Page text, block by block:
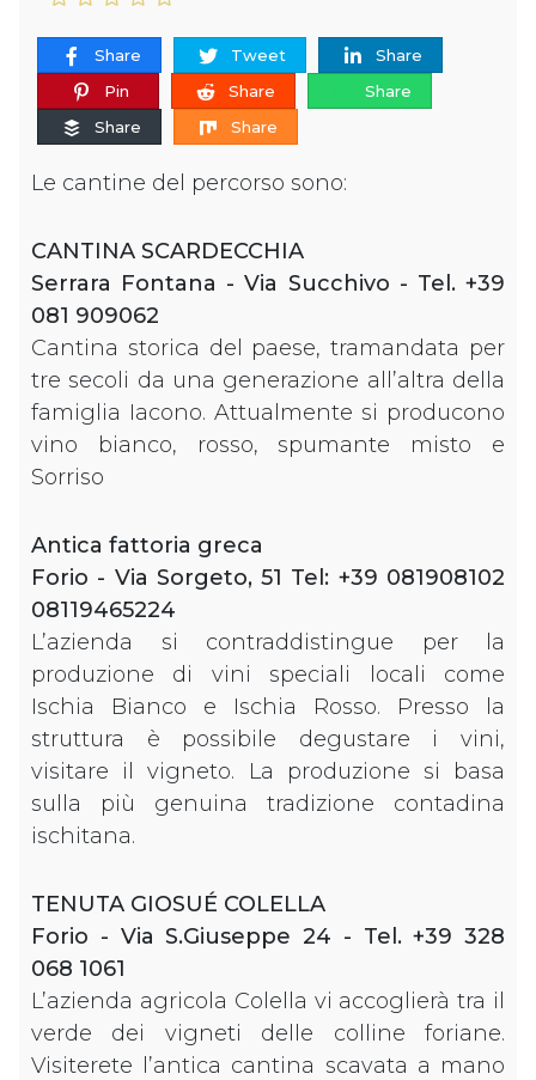
Share Tweet
Share
Pin
Share
Share
Share
Share
Le cantine del percorso sono:
CANTINA SCARDECCHIA
Serrara Fontana - Via Succhivo - Tel. +39
081 909062
Cantina storica del paese, tramandata per
tre secoli da una generazione all’altra della
famiglia Iacono. Attualmente si producono
vino bianco, rosso, spumante misto e
Sorriso
Antica fattoria greca
Forio - Via Sorgeto, 51 Tel: +39 081908102
08119465224
L’azienda si contraddistingue per la
produzione di vini speciali locali come
Ischia Bianco e Ischia Rosso. Presso la
struttura è possibile degustare i vini,
visitare il vigneto. La produzione si basa
sulla più genuina tradizione contadina
ischitana.
TENUTA GIOSUÉ COLELLA
Forio - Via S.Giuseppe 24 - Tel. +39 328
068 1061
L’azienda agricola Colella vi accoglierà tra il
verde dei vigneti delle colline foriane.
Visiterete l’antica cantina scavata a mano